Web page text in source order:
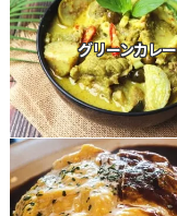
グリーンカレー